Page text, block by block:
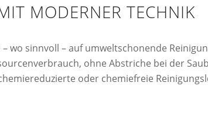
MODERNER TECHNIK
wo sinnvoll – auf umweltschonende
ohne Abstriche bei der
oder chemiefreie